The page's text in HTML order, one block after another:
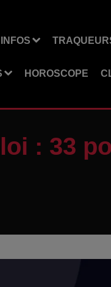
INFOS
HOROSCOPE
: 33